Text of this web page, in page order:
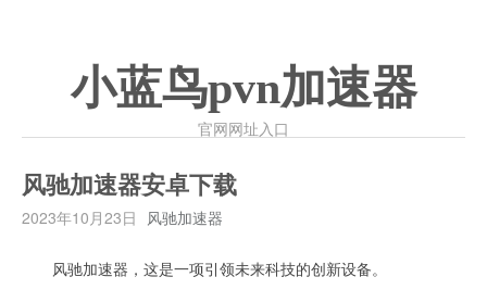
小蓝鸟pvn加速器
官网网址入口
风驰加速器安卓下载
2023年10月23日 风驰加速器
风驰加速器，这是一项引领未来科技的创新设备。